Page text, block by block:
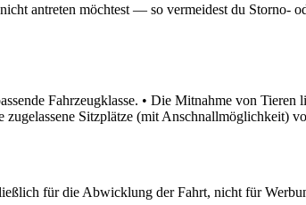
antreten möchtest — so vermeidest du Storno-
Fahrzeugklasse. • Die Mitnahme von Tieren
Sitzplätze (mit Anschnallmöglichkeit)
für die Abwicklung der Fahrt, nicht für